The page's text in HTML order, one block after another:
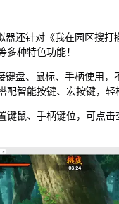
器还针对《我在园区搜打
多种特色功能！
键盘、鼠标、手柄使用，
配智能按键、宏按键，轻
键鼠、手柄键位，可点击